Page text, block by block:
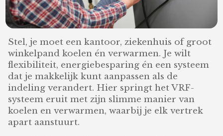
Stel, je moet een kantoor, ziekenhuis of groot
winkelpand koelen én verwarmen. Je wilt
flexibiliteit, energiebesparing én een systeem
dat je makkelijk kunt aanpassen als de
indeling verandert. Hier springt het VRF-
systeem eruit met zijn slimme manier van
koelen en verwarmen, waarbij je elk vertrek
apart aanstuurt.